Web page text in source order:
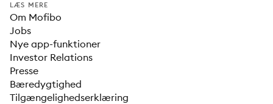
LÆS MERE
Om Mofibo
Jobs
Nye app-funktioner
Investor Relations
Presse
Bæredygtighed
Tilgængelighedserklæring